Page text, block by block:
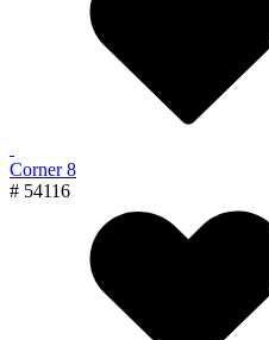
Corner 8
# 54116